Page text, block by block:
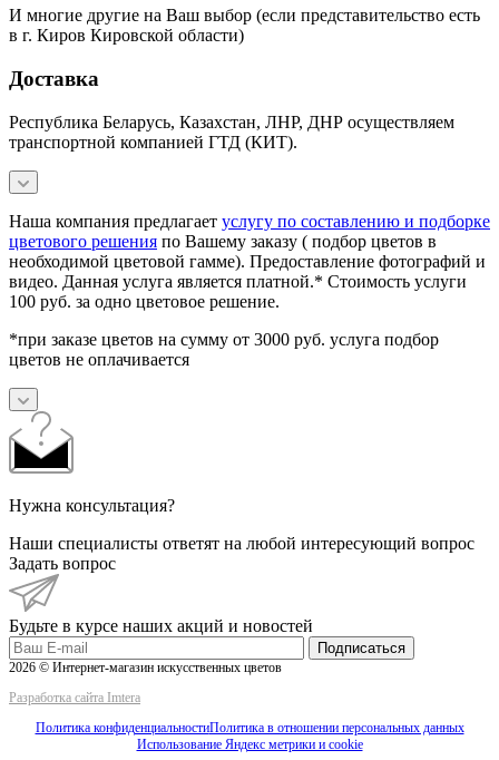
И многие другие на Ваш выбор (если представительство есть
в г. Киров Кировской области)
Доставка
Республика Беларусь, Казахстан, ЛНР, ДНР осуществляем
транспортной компанией ГТД (КИТ).
Наша компания предлагает услугу по составлению и подборке
цветового решения по Вашему заказу ( подбор цветов в
необходимой цветовой гамме). Предоставление фотографий и
видео. Данная услуга является платной.* Стоимость услуги
100 руб. за одно цветовое решение.
*при заказе цветов на сумму от 3000 руб. услуга подбор
цветов не оплачивается
Нужна консультация?
Наши специалисты ответят на любой интересующий вопрос
Задать вопрос
Будьте в курсе наших акций и новостей
Подписаться
2026 © Интернет-магазин искусственных цветов
Разработка сайта Imtera
Политика конфиденциальностиПолитика в отношении персональных данных
Использование Яндекс метрики и cookie